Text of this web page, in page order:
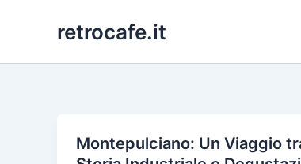
retrocafe.it
Montepulciano: Un Viaggio